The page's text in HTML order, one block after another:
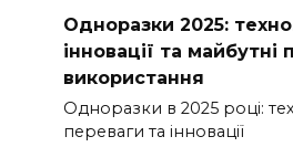
Одноразки 2025:
інновації та майбутні
використання
Одноразки в 2025 році:
переваги та інновації